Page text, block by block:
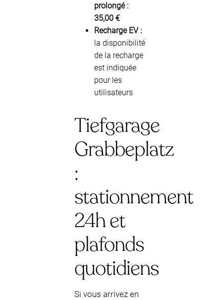
prolongé :
35,00 €
Recharge EV :
la disponibilité
de la recharge
est indiquée
pour les
utilisateurs
Tiefgarage
Grabbeplatz
:
stationnement
24h et
plafonds
quotidiens
Si vous arrivez en